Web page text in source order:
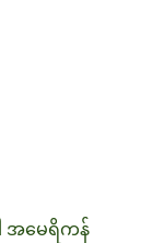
အမေရိကန်